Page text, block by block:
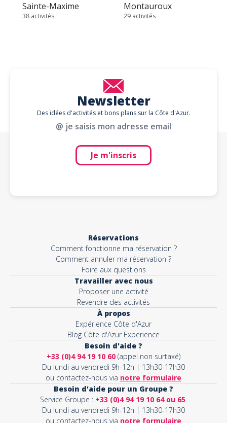
Sainte-Maxime
38 activités
Montauroux
29 activités
Newsletter
Des idées d'activités et bons plans sur la Côte d'Azur.
@ je saisis mon adresse email
Je m'inscris
Réservations
Comment fonctionne ma réservation ?
Comment annuler ma réservation ?
Foire aux questions
Travailler avec nous
Proposer une activité
Revendre des activités
À propos
Expérience Côte d'Azur
Blog Côte d'Azur Experience
Besoin d'aide ?
+33 (0)4 94 19 10 60 (appel non surtaxé)
Du lundi au vendredi 9h-12h | 13h30-17h30
ou contactez-nous via notre formulaire
Besoin d'aide pour un Groupe ?
Service Groupe : +33 (0)4 94 19 10 64 ou 65
Du lundi au vendredi 9h-12h | 13h30-17h30
ou contactez-nous via notre formulaire